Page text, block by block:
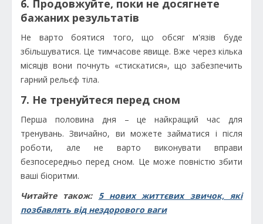
6. Продовжуйте, поки не досягнете
бажаних результатів
Не варто боятися того, що обсяг м'язів буде
збільшуватися. Це тимчасове явище. Вже через кілька
місяців вони почнуть «стискатися», що забезпечить
гарний рельєф тіла.
7. Не тренуйтеся перед сном
Перша половина дня – це найкращий час для
тренувань. Звичайно, ви можете займатися і після
роботи, але не варто виконувати вправи
безпосередньо перед сном. Це може повністю збити
ваші біоритми.
Читайте також: 5 нових життєвих звичок, які
позбавлять від нездорового ваги